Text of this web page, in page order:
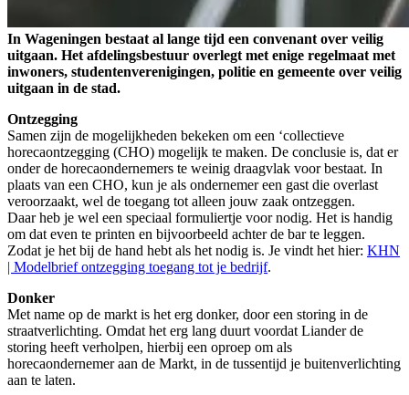
In Wageningen bestaat al lange tijd een convenant over veilig
uitgaan. Het afdelingsbestuur overlegt met enige regelmaat met
inwoners, studentenverenigingen, politie en gemeente over veilig
uitgaan in de stad.
Ontzegging
Samen zijn de mogelijkheden bekeken om een ‘collectieve
horecaontzegging (CHO) mogelijk te maken. De conclusie is, dat er
onder de horecaondernemers te weinig draagvlak voor bestaat. In
plaats van een CHO, kun je als ondernemer een gast die overlast
veroorzaakt, wel de toegang tot alleen jouw zaak ontzeggen.
Daar heb je wel een speciaal formuliertje voor nodig. Het is handig
om dat even te printen en bijvoorbeeld achter de bar te leggen.
Zodat je het bij de hand hebt als het nodig is. Je vindt het hier: KHN
| Modelbrief ontzegging toegang tot je bedrijf.
Donker
Met name op de markt is het erg donker, door een storing in de
straatverlichting. Omdat het erg lang duurt voordat Liander de
storing heeft verholpen, hierbij een oproep om als
horecaondernemer aan de Markt, in de tussentijd je buitenverlichting
aan te laten.